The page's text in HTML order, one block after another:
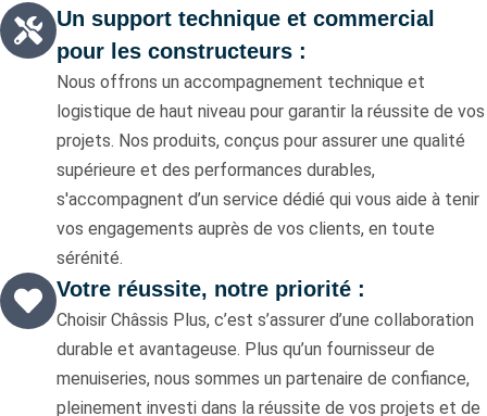
Un support technique et commercial
pour les constructeurs :
Nous offrons un accompagnement technique et
logistique de haut niveau pour garantir la réussite de vos
projets. Nos produits, conçus pour assurer une qualité
supérieure et des performances durables,
s'accompagnent d’un service dédié qui vous aide à tenir
vos engagements auprès de vos clients, en toute
sérénité.
Votre réussite, notre priorité :
Choisir Châssis Plus, c’est s’assurer d’une collaboration
durable et avantageuse. Plus qu’un fournisseur de
menuiseries, nous sommes un partenaire de confiance,
pleinement investi dans la réussite de vos projets et de